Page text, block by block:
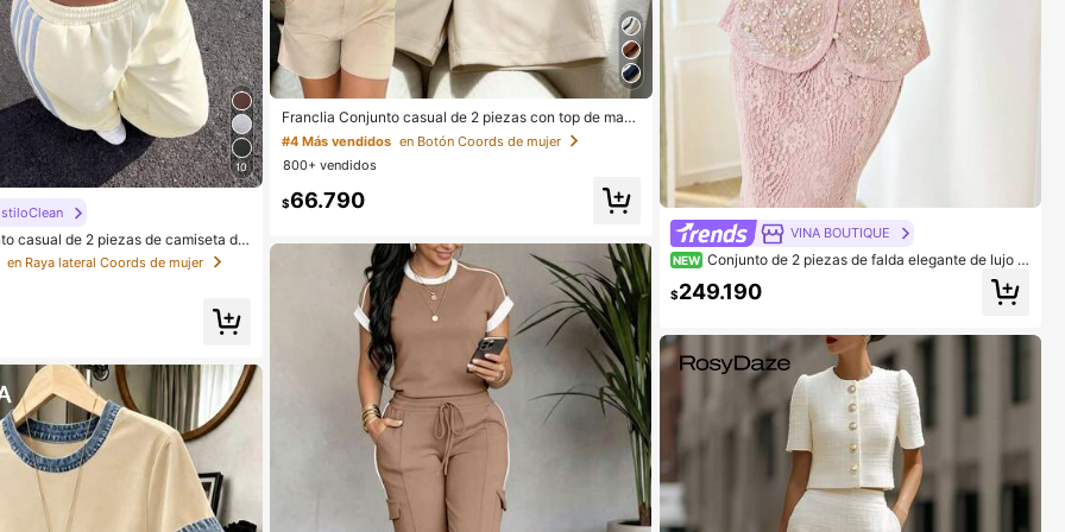
10
casual de 2 piezas de camiseta de
redondo a rayas y pantalones
en Raya lateral Coords de mujer
Franclia Conjunto casual de 2 piezas con top de man
ga corta de cuello redondo a rayas y shorts con bolsill
o para mujer
#4 Más vendidos en Botón Coords de mujer
800+ vendidos
$66.790
VINA BOUTIQUE
NEW Conjunto de 2 piezas de falda elegante de lujo c
$249.190